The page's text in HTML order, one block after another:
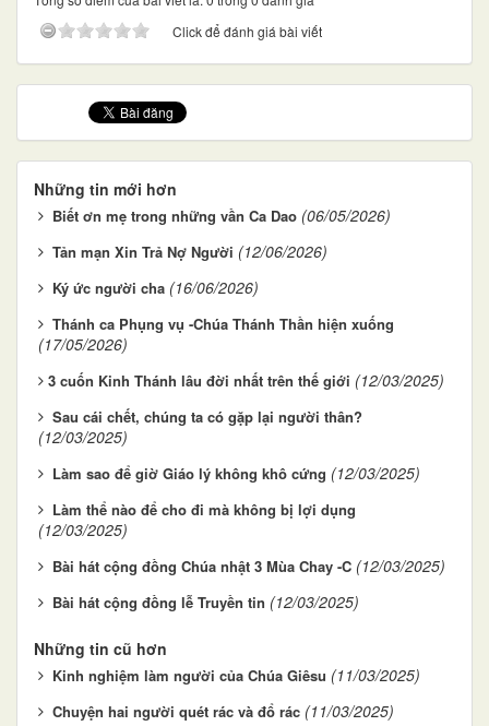
Click để đánh giá bài viết
Những tin mới hơn
Biết ơn mẹ trong những vần Ca Dao (06/05/2026)
Tản mạn Xin Trả Nợ Người (12/06/2026)
Ký ức người cha (16/06/2026)
Thánh ca Phụng vụ -Chúa Thánh Thần hiện xuống
(17/05/2026)
​​​​​​​3 cuốn Kinh Thánh lâu đời nhất trên thế giới (12/03/2025)
Sau cái chết, chúng ta có gặp lại người thân?
(12/03/2025)
Làm sao để giờ Giáo lý không khô cứng (12/03/2025)
Làm thể nào để cho đi mà không bị lợi dụng
(12/03/2025)
Bài hát cộng đồng Chúa nhật 3 Mùa Chay -C (12/03/2025)
Bài hát cộng đồng lễ Truyền tin (12/03/2025)
Những tin cũ hơn
Kinh nghiệm làm người của Chúa Giêsu (11/03/2025)
Chuyện hai người quét rác và đổ rác (11/03/2025)